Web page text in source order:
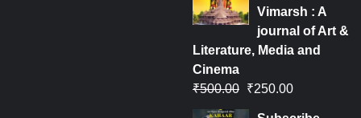
Vimarsh : A
journal of Art &
Literature, Media and
Cinema
₹500.00 ₹250.00